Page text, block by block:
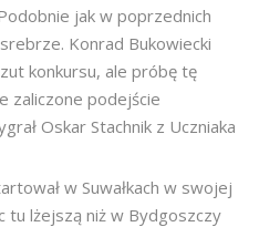
jak w poprzednich
Konrad Bukowiecki
konkursu, ale próbę tę
zaliczone podejście
Oskar Stachnik z Uczniaka
w Suwałkach w swojej
tu lżejszą niż w Bydgoszczy